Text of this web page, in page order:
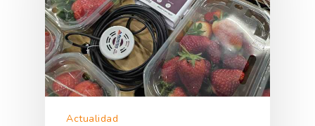
Actualidad
Servicios
Forma Parte De
PROEXPORT
Actualidad
Agua
Calidad Y Seguridad
Alimentaria
AgroCIFRAS
Comunicación 2024
Datos 2024
Histórico
Empleo Y
Formación
Bolsa De Empleo